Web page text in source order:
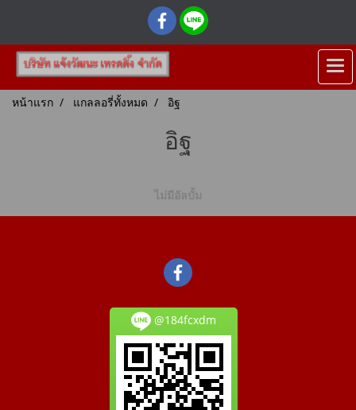
หน้าแรก แกลลอรี่ทั้งหมด อิฐ
อิฐ
ไม่มีอัลบั้ม
@184fcxdm